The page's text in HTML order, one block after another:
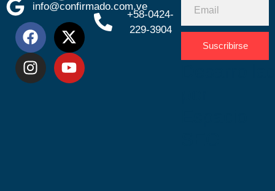
info@confirmado.com.ve
+58-0424-
229-3904
Suscribirse